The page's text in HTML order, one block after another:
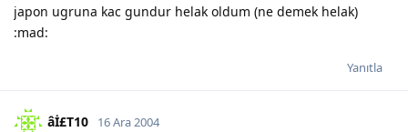
japon ugruna kac gundur helak oldum (ne demek helak)
:mad:
Yanıtla
âİ£T10 16 Ara 2004